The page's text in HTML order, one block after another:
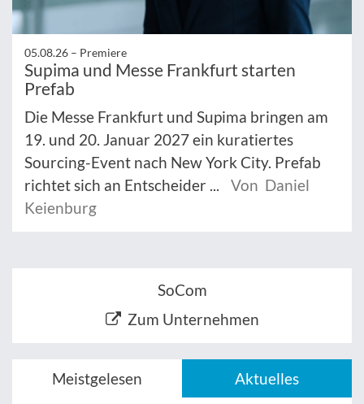
05.08.26 – Premiere
Supima und Messe Frankfurt starten
Prefab
Die Messe Frankfurt und Supima bringen am
19. und 20. Januar 2027 ein kuratiertes
Sourcing-Event nach New York City. Prefab
richtet sich an Entscheider ...
Von Daniel
Keienburg
SoCom
Zum Unternehmen
Meistgelesen Aktuelles